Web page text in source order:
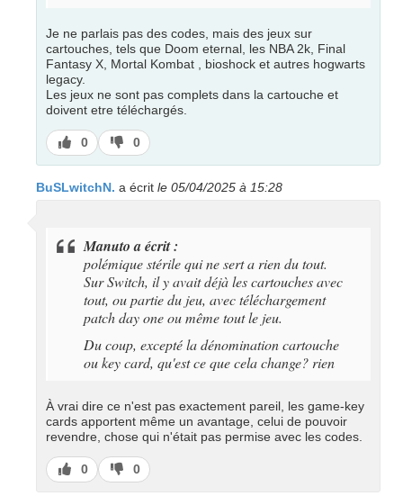
Je ne parlais pas des codes, mais des jeux sur
cartouches, tels que Doom eternal, les NBA 2k, Final
Fantasy X, Mortal Kombat , bioshock et autres hogwarts
legacy.
Les jeux ne sont pas complets dans la cartouche et
doivent etre téléchargés.
J’aime
0
J’aime
pas
0
BuSLwitchN. a écrit le 05/04/2025 à 15:28
Manuto a écrit :
polémique stérile qui ne sert a rien du tout.
Sur Switch, il y avait déjà les cartouches avec
tout, ou partie du jeu, avec téléchargement
patch day one ou même tout le jeu.
Du coup, excepté la dénomination cartouche
ou key card, qu'est ce que cela change? rien
À vrai dire ce n'est pas exactement pareil, les game-key
cards apportent même un avantage, celui de pouvoir
revendre, chose qui n'était pas permise avec les codes.
J’aime
0
J’aime
pas
0